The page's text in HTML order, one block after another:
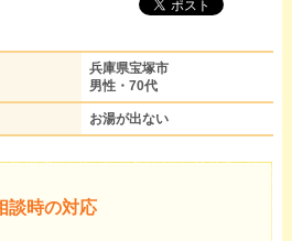
兵庫県宝塚市
男性・70代
お湯が出ない
談時の対応